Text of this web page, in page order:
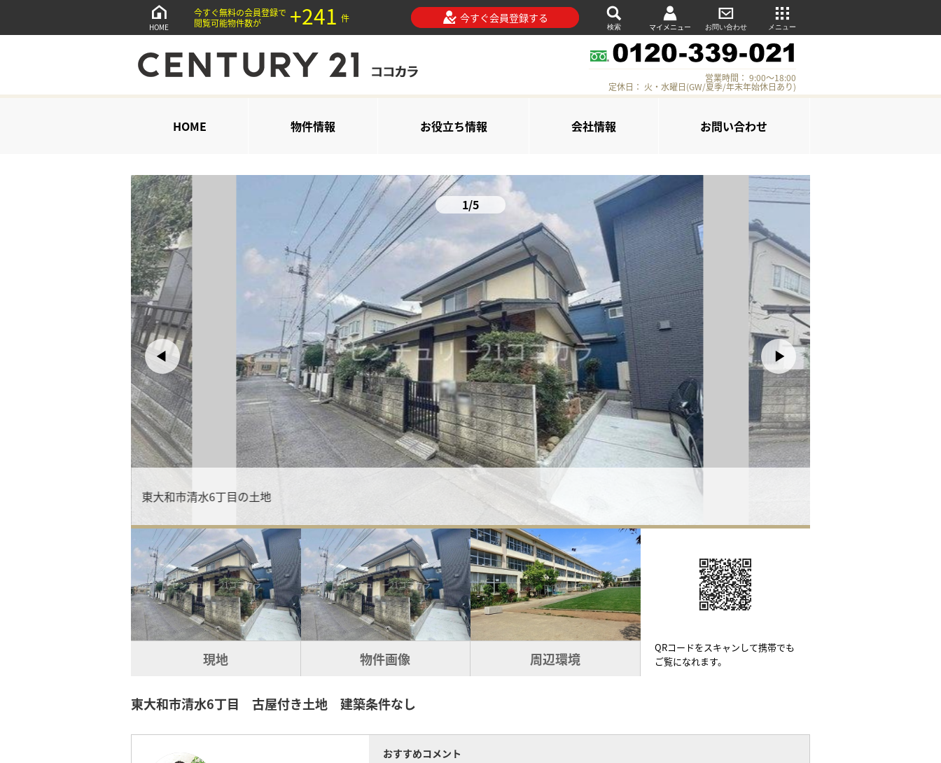
HOME
今すぐ無料の会員登録で
閲覧可能物件数が
+241 件 今すぐ会員登録する
検索 マイメニュー お問い合わせ メニュー
営業時間： 9:00～18:00
定休日： 火・水曜日(GW/夏季/年末年始休日あり)
HOME 物件情報 お役立ち情報 会社情報 お問い合わせ
東大和市清水6丁目の土地
1/5
現地 物件画像 周辺環境
QRコードをスキャンして携帯でも
ご覧になれます。
東大和市清水6丁目 古屋付き土地 建築条件なし
おすすめコメント